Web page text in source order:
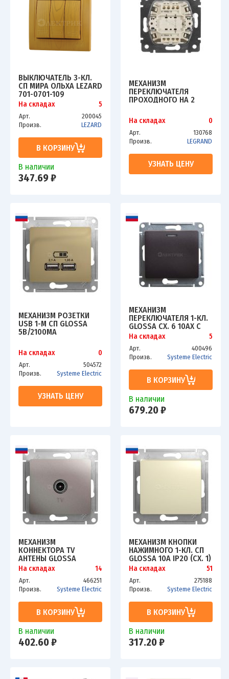
ВЫКЛЮЧАТЕЛЬ 3-КЛ.
СП МИРА ОЛЬХА LEZARD
701-0701-109
На складах 5
Арт.
200045
Произв.
LEZARD
В КОРЗИНУ
В наличии
347.69 ₽
МЕХАНИЗМ
ПЕРЕКЛЮЧАТЕЛЯ
ПРОХОДНОГО НА 2
VALENA 10А IP31 250В
АЛЮМ. LEG 770106
На складах 0
Арт.
130768
Произв.
LEGRAND
УЗНАТЬ ЦЕНУ
МЕХАНИЗМ РОЗЕТКИ
USB 1-М СП GLOSSA
5В/2100МА
SCHE GSL000433
На складах 0
Арт.
504572
Произв.
Systeme Electric
УЗНАТЬ ЦЕНУ
МЕХАНИЗМ
ПЕРЕКЛЮЧАТЕЛЯ 1-КЛ.
GLOSSA СХ. 6 10AX С
ПОДСВЕТКОЙ
ШОКОЛАД SCHE
GSL000863
На складах 5
Арт.
400496
Произв.
Systeme Electric
В КОРЗИНУ
В наличии
679.20 ₽
МЕХАНИЗМ
КОННЕКТОРА TV
АНТЕНЫ GLOSSA
ПЛАТИНА SCHE
GSL001293
На складах 14
Арт.
466251
Произв.
Systeme Electric
В КОРЗИНУ
В наличии
402.60 ₽
МЕХАНИЗМ КНОПКИ
НАЖИМНОГО 1-КЛ. СП
GLOSSA 10А IP20 (СХ. 1)
10AX БЕЖ. SCHE
GSL000215
На складах 51
Арт.
275188
Произв.
Systeme Electric
В КОРЗИНУ
В наличии
317.20 ₽